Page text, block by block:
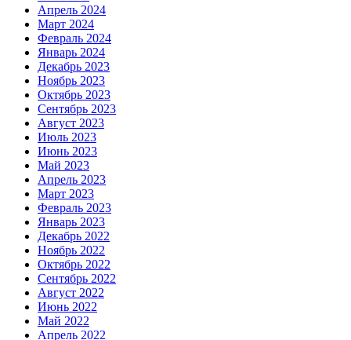
Апрель 2024
Март 2024
Февраль 2024
Январь 2024
Декабрь 2023
Ноябрь 2023
Октябрь 2023
Сентябрь 2023
Август 2023
Июль 2023
Июнь 2023
Май 2023
Апрель 2023
Март 2023
Февраль 2023
Январь 2023
Декабрь 2022
Ноябрь 2022
Октябрь 2022
Сентябрь 2022
Август 2022
Июнь 2022
Май 2022
Апрель 2022